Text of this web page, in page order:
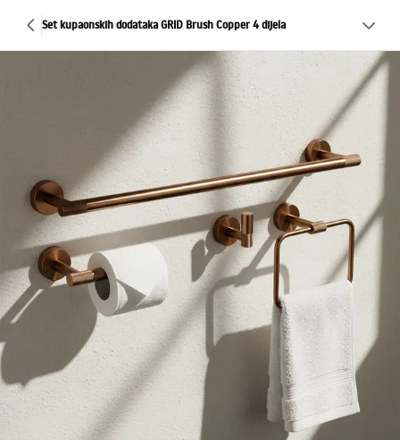
Set kupaonskih dodataka GRID Brush Copper 4 dijela